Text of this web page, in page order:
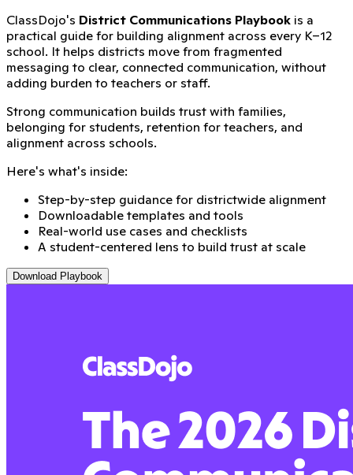
ClassDojo's District Communications Playbook is a
practical guide for building alignment across every K–12
school. It helps districts move from fragmented
messaging to clear, connected communication, without
adding burden to teachers or staff.
Strong communication builds trust with families,
belonging for students, retention for teachers, and
alignment across schools.
Here's what's inside:
Step-by-step guidance for districtwide alignment
Downloadable templates and tools
Real-world use cases and checklists
A student-centered lens to build trust at scale
Download Playbook